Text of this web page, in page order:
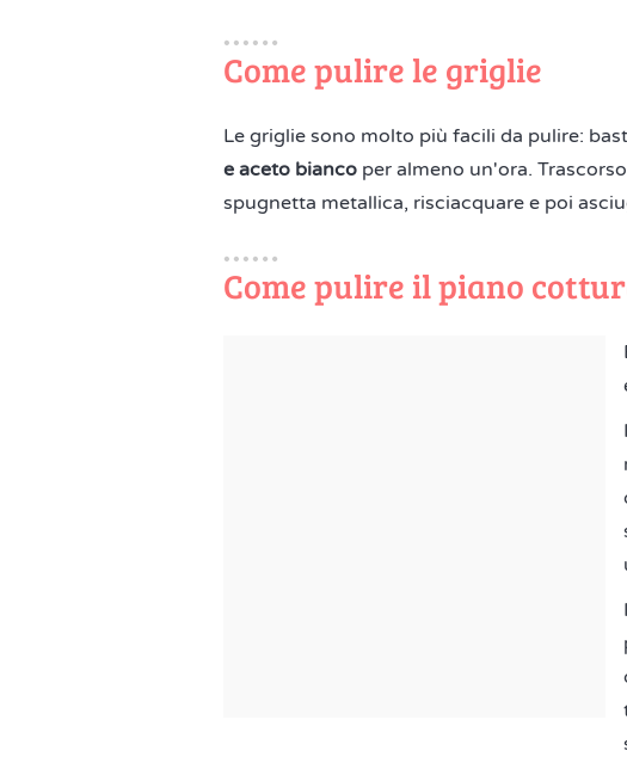
Come pulire le griglie
Le griglie sono molto più facili da pulire:
e aceto bianco per almeno un'ora.
spugnetta metallica, risciacquare e poi
Come pulire il piano